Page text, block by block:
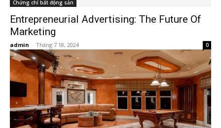
Chứng chỉ bất động sản
Entrepreneurial Advertising: The Future Of
Marketing
admin - Tháng 7 18, 2024 0